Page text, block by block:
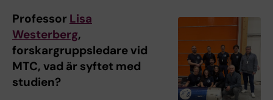
Professor Lisa
Westerberg,
forskargruppsledare vid
MTC, vad är syftet med
studien?